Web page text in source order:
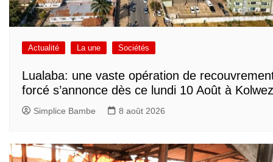
Actualité La une Sociétés
Lualaba: une vaste opération de
forcé s’annonce dès ce lundi 10 Août à
Simplice Bambe 8 août 2026